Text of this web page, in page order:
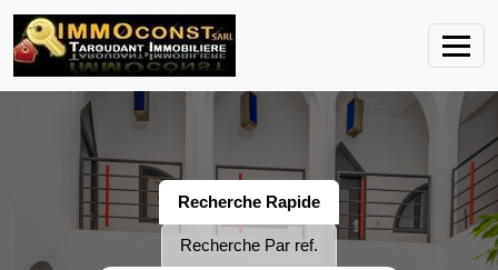
Recherche Rapide
Recherche Par ref.